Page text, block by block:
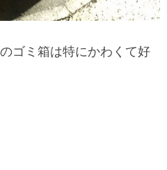
ゴミ箱は特にかわくて好